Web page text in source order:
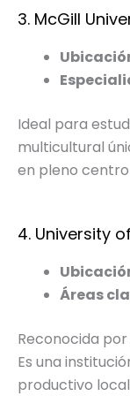
3. McGill
Ideal para
multicultural
en pleno
4. University
Áreas
Reconocida
Es una
productivo